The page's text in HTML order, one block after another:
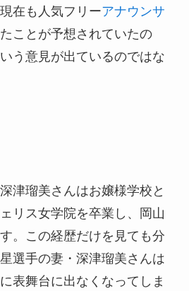
在も人気フリーアナウンサ
ことが予想されていたの
う意見が出ているのではな
津瑠美さんはお嬢様学校と
リス女学院を卒業し、岡山
。この経歴だけを見ても分
選手の妻・深津瑠美さんは
表舞台に出なくなってしま